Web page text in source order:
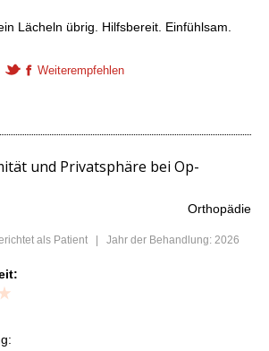
Lächeln übrig. Hilfsbereit. Einfühlsam.
Weiterempfehlen
und Privatsphäre bei Op-
Orthopädie
als Patient | Jahr der Behandlung: 2026